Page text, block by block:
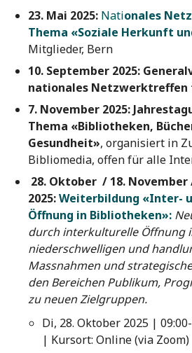
23. Mai 2025: Nationales
Thema «Soziale Herkunft
Mitglieder, Bern
10. September 2025:
nationales Netzwerktreffen
7. November 2025: J
Thema «Bibliotheken,
Gesundheit», organisiert in
Bibliomedia, offen für alle
28. Oktober / 18. November
2025:Weiterbildung «Inter-
Öffnung in Bibliotheken»:
durch interkulturelle Öffnung
niederschwelligen und
Massnahmen und
den Bereichen Publikum,
zu neuen Zielgruppen.
Di, 28. Oktober 2025 |
| Kursort: Online (via Zoom)